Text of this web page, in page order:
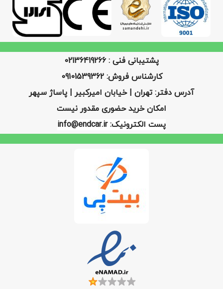
پشتیبانی فنی : 02136419266
کارشناس فروش: 09101539362
آدرس دفتر: تهران | خیابان امیرکبیر | پاساژ سپهر
امکان خرید حضوری مقدور نیست
پست الکترونیک: info@endcar.ir